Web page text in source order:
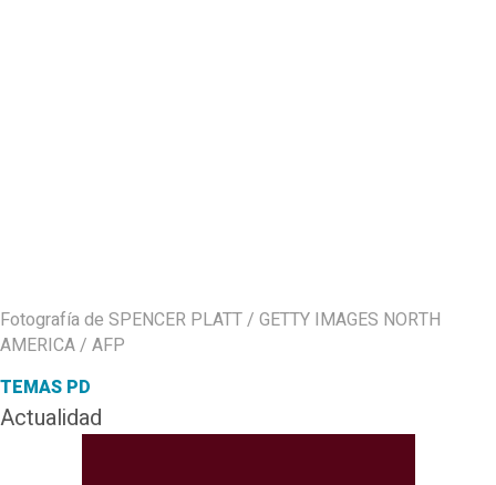
Fotografía de SPENCER PLATT / GETTY IMAGES NORTH
AMERICA / AFP
TEMAS PD
Actualidad